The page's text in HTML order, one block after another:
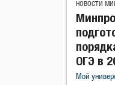
НОВОСТИ
ОГЭ в
Мой